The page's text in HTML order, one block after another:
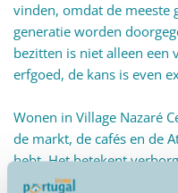
vinden, omdat de meeste
generatie worden
bezitten is niet alleen een
erfgoed, de kans is even
Wonen in Village Nazaré
de markt, de cafés en de
hebt. Het betekent
zeevruchten proeven en